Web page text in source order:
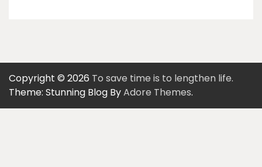
Copyright © 2026 To save time is to lengthen life.
Theme: Stunning Blog ByAdore Themes.